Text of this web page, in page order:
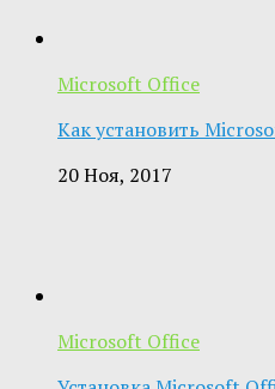
Microsoft Office
Как установить
20 Ноя, 2017
Microsoft Office